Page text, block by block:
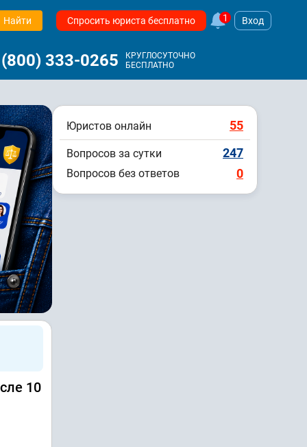
Найти Спросить юриста бесплатно 1 Вход
333-0265
КРУГЛОСУТОЧНО
БЕСПЛАТНО
10
Юристов онлайн 55
Вопросов за сутки 247
Вопросов без ответов 0